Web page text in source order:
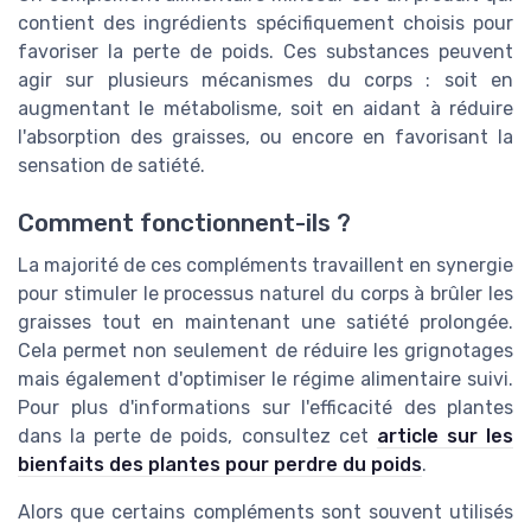
contient des ingrédients spécifiquement choisis pour
favoriser la perte de poids. Ces substances peuvent
agir sur plusieurs mécanismes du corps : soit en
augmentant le métabolisme, soit en aidant à réduire
l'absorption des graisses, ou encore en favorisant la
sensation de satiété.
Comment fonctionnent-ils ?
La majorité de ces compléments travaillent en synergie
pour stimuler le processus naturel du corps à brûler les
graisses tout en maintenant une satiété prolongée.
Cela permet non seulement de réduire les grignotages
mais également d'optimiser le régime alimentaire suivi.
Pour plus d'informations sur l'efficacité des plantes
dans la perte de poids, consultez cet article sur les
bienfaits des plantes pour perdre du poids.
Alors que certains compléments sont souvent utilisés